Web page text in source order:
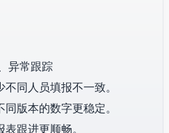
异常跟踪
同人员填报不一致。
版本的数字更稳定。
跟进更顺畅。